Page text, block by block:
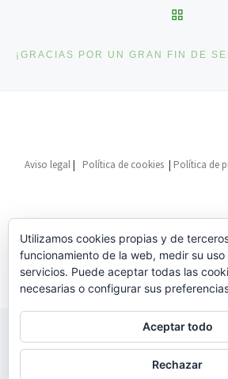
¡GRACIAS POR UN GRAN FIN DE
Aviso legal| Política de cookies | Política de
Asociación Vecinal Delicias
derechos
– Diseñado con el
Utilizamos cookies propias y de
funcionamiento de la web, medir su
servicios. Puede aceptar todas las
necesarias o configurar sus
Aceptar todo
Rechazar